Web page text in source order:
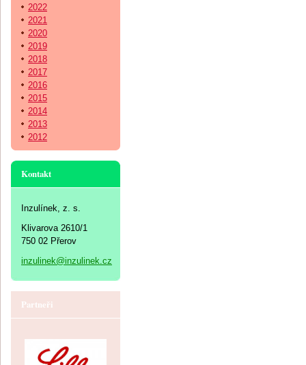
2022
2021
2020
2019
2018
2017
2016
2015
2014
2013
2012
Kontakt
Inzulínek, z. s.
Klivarova 2610/1
750 02 Přerov
inzulinek@inzulinek.cz
Partneři